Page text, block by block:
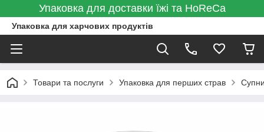
Упаковка для доставки їжі та HoReCa
Упаковка для харчових продуктів
Товари та послуги Упаковка для перших страв